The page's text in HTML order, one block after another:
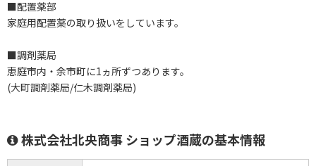
■配置薬部
家庭用配置薬の取り扱いをしています。
■調剤薬局​
恵庭市内・余市町に1ヵ所ずつあります。
(大町調剤薬局/​仁木調剤薬局)
株式会社北央商事 ショップ酒蔵の基本情報